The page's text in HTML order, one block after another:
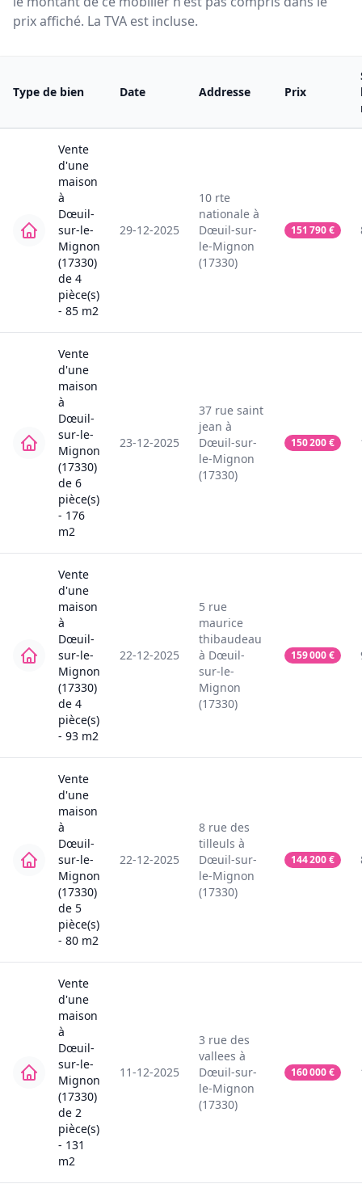
prix affiché. La TVA est incluse.
Type de bien Date Addresse Prix
Vente
d'une
maison
à
Dœuil-
sur-le-
Mignon
(17330)
de 4
pièce(s)
- 85 m2
29-12-2025
10 rte
nationale à
Dœuil-sur-
le-Mignon
(17330)
151 790€
Vente
d'une
maison
à
Dœuil-
sur-le-
Mignon
(17330)
de 6
pièce(s)
- 176
m2
23-12-2025
37 rue saint
jean à
Dœuil-sur-
le-Mignon
(17330)
150 200€
Vente
d'une
maison
à
Dœuil-
sur-le-
Mignon
(17330)
de 4
pièce(s)
- 93 m2
22-12-2025
5 rue
maurice
thibaudeau
à Dœuil-
sur-le-
Mignon
(17330)
159 000€
Vente
d'une
maison
à
Dœuil-
sur-le-
Mignon
(17330)
de 5
pièce(s)
- 80 m2
22-12-2025
8 rue des
tilleuls à
Dœuil-sur-
le-Mignon
(17330)
144 200€
Vente
d'une
maison
à
Dœuil-
sur-le-
Mignon
(17330)
de 2
pièce(s)
- 131
m2
11-12-2025
3 rue des
vallees à
Dœuil-sur-
le-Mignon
(17330)
160 000€